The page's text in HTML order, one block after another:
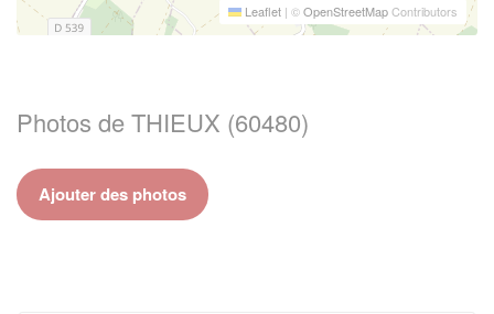
Leaflet | ©OpenStreetMapContributors
Photos de THIEUX (60480)
Ajouter des photos